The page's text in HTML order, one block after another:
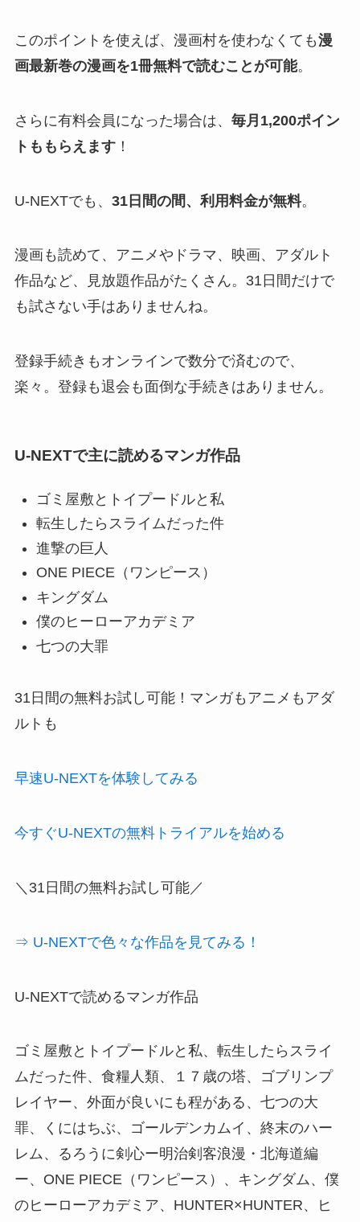
このポイントを使えば、漫画村を使わなくても漫
画最新巻の漫画を1冊無料で読むことが可能。
さらに有料会員になった場合は、 毎月1,200ポイン
トももらえます！
U-NEXTでも、 31日間の間、利用料金が無料。
漫画も読めて、アニメやドラマ、映画、アダルト
作品など、見放題作品がたくさん。31日間だけで
も試さない手はありませんね。
登録手続きもオンラインで数分で済むので、
楽々。登録も退会も面倒な手続きはありません。
U-NEXTで主に読めるマンガ作品
ゴミ屋敷とトイプードルと私
転生したらスライムだった件
進撃の巨人
ONE PIECE（ワンピース）
キングダム
僕のヒーローアカデミア
七つの大罪
31日間の無料お試し可能！マンガもアニメもアダ
ルトも
早速U-NEXTを体験してみる
今すぐU-NEXTの無料トライアルを始める
＼31日間の無料お試し可能／
⇒ U-NEXTで色々な作品を見てみる！
U-NEXTで読めるマンガ作品
ゴミ屋敷とトイプードルと私、転生したらスライ
ムだった件、食糧人類、１７歳の塔、ゴブリンプ
レイヤー、外面が良いにも程がある、七つの大
罪、くにはちぶ、ゴールデンカムイ、終末のハー
レム、るろうに剣心ー明治剣客浪漫・北海道編
ー、ONE PIECE（ワンピース）、キングダム、僕
のヒーローアカデミア、HUNTER×HUNTER、ヒ